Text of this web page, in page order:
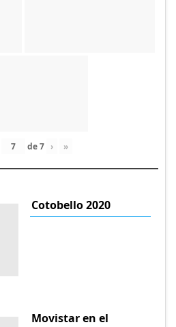
de7 › »
Cotobello 2020
Movistar en el